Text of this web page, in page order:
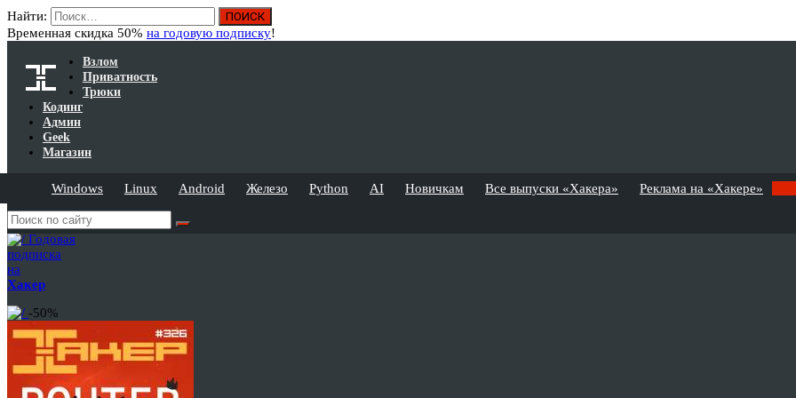
Найти:
Временная скидка 50% на годовую подписку!
Взлом
Приватность
Трюки
Кодинг
Админ
Geek
Магазин
Windows Linux Android Железо Python AI Новичкам Все выпуски «Хакера» Реклама на «Хакере»
Годовая
подписка
на
Хакер
-50%